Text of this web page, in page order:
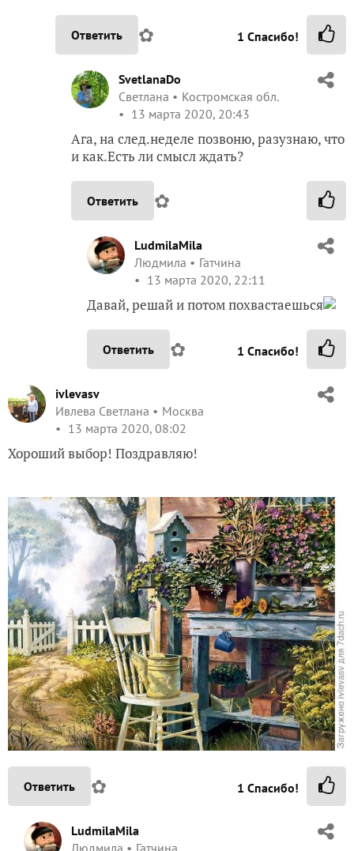
Ответить ✿ 1 Спасибо!
SvetlanaDo
Светлана
Костромская обл.
13 марта 2020, 20:43
Ага, на след.неделе позвоню, разузнаю, что
и как.Есть ли смысл ждать?
Ответить ✿
LudmilaMila
Людмила
Гатчина
13 марта 2020, 22:11
Давай, решай и потом похвастаешься
Ответить ✿ 1 Спасибо!
ivlevasv
Ивлева Светлана
Москва
13 марта 2020, 08:02
Хороший выбор! Поздравляю!
Ответить ✿ 1 Спасибо!
LudmilaMila
Людмила
Гатчина